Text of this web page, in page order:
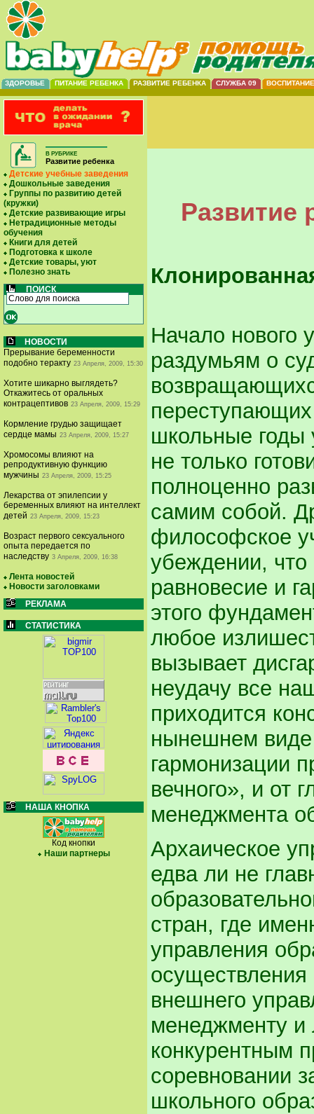
ЗДОРОВЬЕ ПИТАНИЕ РЕБЕНКА РАЗВИТИЕ РЕБЕНКА СЛУЖБА 09 ВОСПИТАНИЕ
В РУБРИКЕ
Развитие ребенка
Детские учебные заведения
Дошкольные заведения
Группы по развитию детей
(кружки)
Детские развивающие игры
Нетрадиционные методы
обучения
Книги для детей
Подготовка к школе
Детские товары, уют
Полезно знать
ПОИСК
НОВОСТИ
Прерывание беременности
подобно теракту 23 Апреля, 2009, 15:30
Хотите шикарно выглядеть?
Откажитесь от оральных
контрацептивов 23 Апреля, 2009, 15:29
Кормление грудью защищает
сердце мамы 23 Апреля, 2009, 15:27
Хромосомы влияют на
репродуктивную функцию
мужчины 23 Апреля, 2009, 15:25
Лекарства от эпилепсии у
беременных влияют на интеллект
детей 23 Апреля, 2009, 15:23
Возраст первого сексуального
опыта передается по
наследству 3 Апреля, 2009, 16:38
Лента новостей
Новости заголовками
РЕКЛАМА
СТАТИСТИКА
НАША КНОПКА
Код кнопки
Наши партнеры
Развитие
Начало нового
раздумьям о
переступающих
школьные годы
не только
полноценно
самим собой.
философское
убеждении, что
равновесие и
этого
любое
вызывает
неудачу все
приходится
нынешнем виде
гармонизации
вечного», и от
менеджмента
Архаическое
едва ли не
стран, где
управления
осуществления
внешнего
менеджменту и
конкурентным
соревновании
школьного